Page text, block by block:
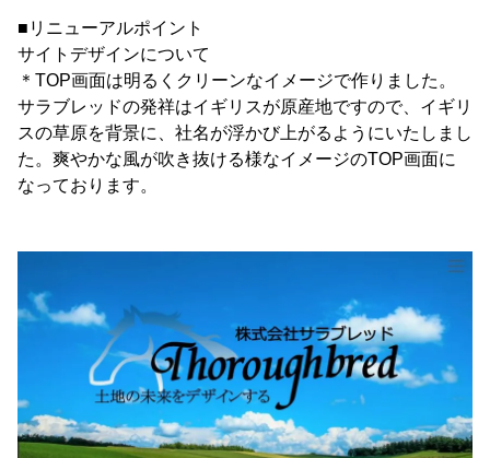
■リニューアルポイント
サイトデザインについて
＊TOP画面は明るくクリーンなイメージで作りました。
サラブレッドの発祥はイギリスが原産地ですので、イギリ
スの草原を背景に、社名が浮かび上がるようにいたしまし
た。爽やかな風が吹き抜ける様なイメージのTOP画面に
なっております。